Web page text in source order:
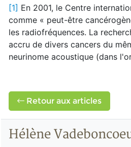
[1] En 2001, le Centre
comme « peut-être
les radiofréquences. La
accru de divers cancers du
neurinome acoustique (dans
Retour aux articles
Hélène